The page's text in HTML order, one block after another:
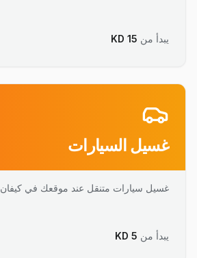
يبدأ من KD 15
غسيل السيارات
غسيل سيارات متنقل عند موقعك في كيفان
يبدأ من KD 5